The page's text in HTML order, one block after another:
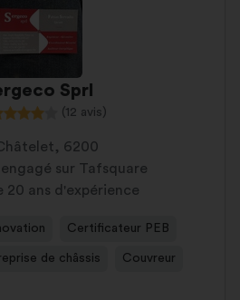
Sprl
(12 avis)
6200
sur Tafsquare
20 ans d'expérience
Certificateur PEB
de châssis Couvreur